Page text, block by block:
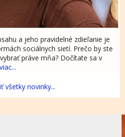
a jeho pravidelné zdieľanie je
sociálnych sietí. Prečo by ste
práve mňa? Dočítate sa v
všetky novinky...